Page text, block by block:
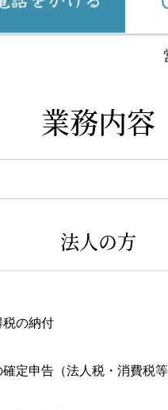
業務内容
法人の方
分源泉所
人の確定申告（